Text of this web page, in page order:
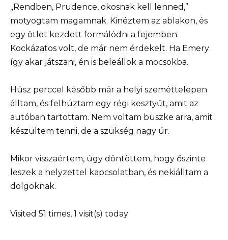
„Rendben, Prudence, okosnak kell lenned,”
motyogtam magamnak. Kinéztem az ablakon, és
egy ötlet kezdett formálódni a fejemben.
Kockázatos volt, de már nem érdekelt. Ha Emery
így akar játszani, én is beleállok a mocsokba.
Húsz perccel később már a helyi szeméttelepen
álltam, és felhúztam egy régi kesztyűt, amit az
autóban tartottam. Nem voltam büszke arra, amit
készültem tenni, de a szükség nagy úr.
Mikor visszaértem, úgy döntöttem, hogy őszinte
leszek a helyzettel kapcsolatban, és nekiálltam a
dolgoknak.
Visited 51 times, 1 visit(s) today